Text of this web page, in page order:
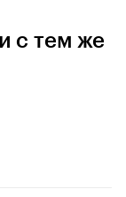
с тем же